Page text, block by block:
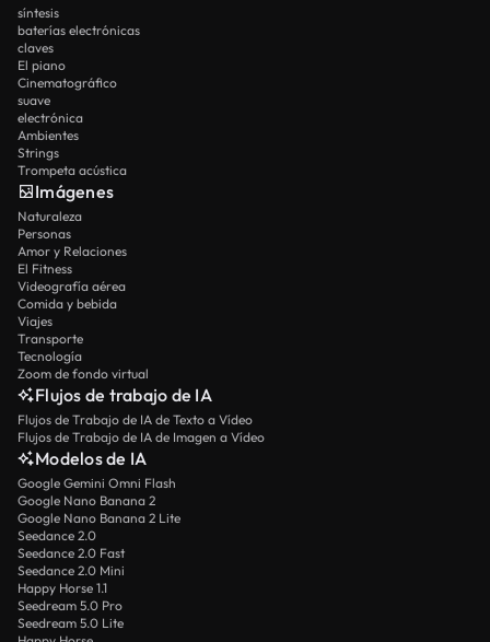
síntesis
baterías electrónicas
claves
El piano
Cinematográfico
suave
electrónica
Ambientes
Strings
Trompeta acústica
Imágenes
Naturaleza
Personas
Amor y Relaciones
El Fitness
Videografía aérea
Comida y bebida
Viajes
Transporte
Tecnología
Zoom de fondo virtual
Flujos de trabajo de IA
Flujos de Trabajo de IA de Texto a Vídeo
Flujos de Trabajo de IA de Imagen a Vídeo
Modelos de IA
Google Gemini Omni Flash
Google Nano Banana 2
Google Nano Banana 2 Lite
Seedance 2.0
Seedance 2.0 Fast
Seedance 2.0 Mini
Happy Horse 1.1
Seedream 5.0 Pro
Seedream 5.0 Lite